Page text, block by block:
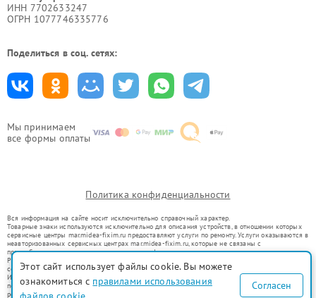
Мы принимаем
все формы оплаты
ИНН 7702633247
ОГРН 1077746335776
Поделиться в соц. сетях:
Политика конфиденциальности
Вся информация на сайте носит исключительно справочный характер.
Товарные знаки используются исключительно для описания устройств, в отношении которых
сервисные центры mar.midea-fixim.ru предоставляют услуги по ремонту. Услуги оказываются в
неавторизованных сервисных центрах mar.midea-fixim.ru, которые не связаны с
правообладателями товарных знаков или их официальными представителями.
Ремонт осуществляется для устройств, уже введенных в гражданский оборот в соответствии
со статьей 1487 ГК РФ.
Использование товарных знаков не преследует цели индивидуализации услуг или введения
потребителей в заблуждение, а служит для информирования о предоставляемых услугах по
ремонту техники указанных брендов.
Этот сайт использует файлы cookie. Вы можете
ознакомиться с правилами использования
Согласен